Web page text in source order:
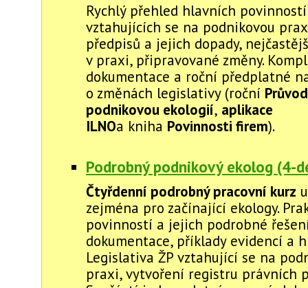
Rychlý přehled hlavních
vztahujících se na podnikovou
předpisů a jejich dopady,
v praxi, připravované změny.
dokumentace a roční předplatné
o změnách legislativy (roční
podnikovou ekologií, aplikace
ILNOa kniha Povinnosti firem).
Podrobný podnikový ekolog (4-
Čtyřdenní podrobný pracovní kurz
zejména pro začínající ekology.
povinností a jejich podrobné
dokumentace, příklady evidencí a
Legislativa ŽP vztahující se na
praxi, vytvoření registru právních